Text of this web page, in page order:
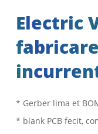
Electric
* Gerber lima et
* blank PCB fecit,